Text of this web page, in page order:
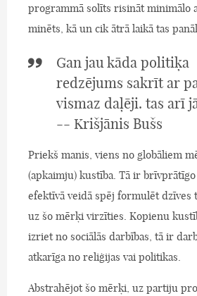
programmā solīts risināt minimālo
minēts, kā un cik ātrā laikā tas
Gan jau kāda politiķa
redzējums sakrīt ar
vismaz daļēji. tas arī
-- Krišjānis Bušs
Priekš manis, viens no globāliem
(apkaimju) kustība. Tā ir
efektīvā veidā spēj formulēt
uz šo mērķi virzīties. Kopienu
izriet no sociālās darbības, tā ir
atkarīga no reliģijas vai politikas.
Abstrahējot šo mērķi, uz partiju